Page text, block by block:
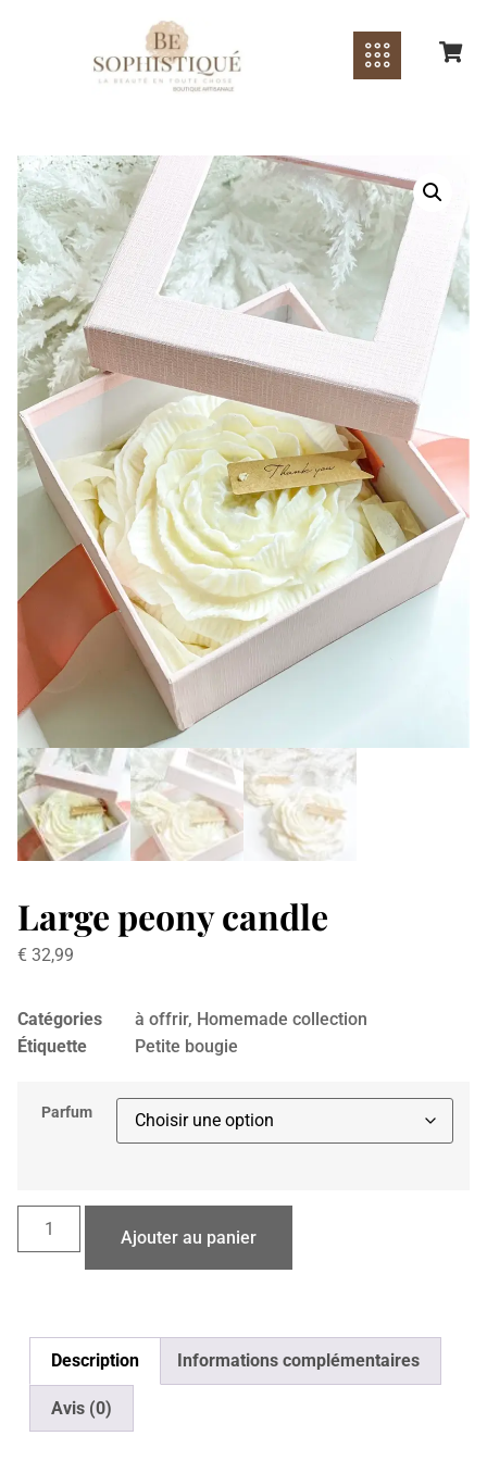
Large peony candle
€ 32,99
Catégories à offrir, Homemade collection
Étiquette
Petite bougie
Parfum
Ajouter au panier
Description Informations complémentaires
Avis (0)